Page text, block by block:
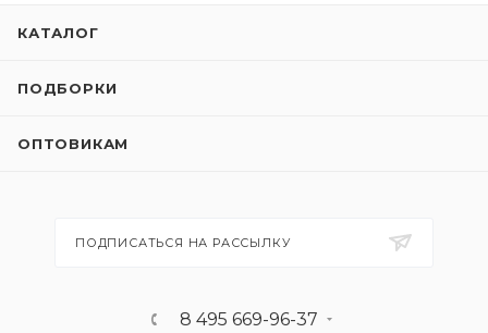
КАТАЛОГ
ПОДБОРКИ
ОПТОВИКАМ
ПОДПИСАТЬСЯ НА РАССЫЛКУ
8 495 669-96-37